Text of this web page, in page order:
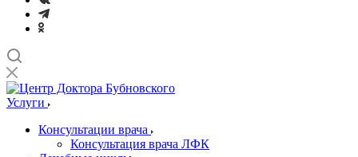
Услуги
Консультации врача
Консультация врача ЛФК